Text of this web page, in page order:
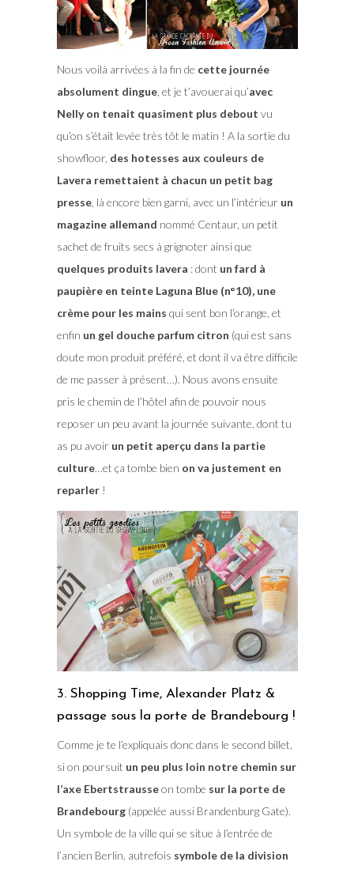
Nous voilà arrivées à la fin de cette journée
absolument dingue, et je t’avouerai qu’avec
Nelly on tenait quasiment plus debout vu
qu’on s’était levée très tôt le matin ! A la sortie du
showfloor, des hotesses aux couleurs de
Lavera remettaient à chacun un petit bag
presse, là encore bien garni, avec un l’intérieur un
magazine allemand nommé Centaur, un petit
sachet de fruits secs à grignoter ainsi que
quelques produits lavera : dont un fard à
paupière en teinte Laguna Blue (n°10), une
crème pour les mains qui sent bon l’orange, et
enfin un gel douche parfum citron (qui est sans
doute mon produit préféré, et dont il va être difficile
de me passer à présent…). Nous avons ensuite
pris le chemin de l’hôtel afin de pouvoir nous
reposer un peu avant la journée suivante, dont tu
as pu avoir un petit aperçu dans la partie
culture…et ça tombe bien on va justement en
reparler!
3. Shopping Time, Alexander Platz &
passage sous la porte de Brandebourg !
Comme je te l’expliquais donc dans le second billet,
si on poursuit un peu plus loin notre chemin sur
l’axe Ebertstrausseon tombe sur la porte de
Brandebourg(appelée aussi Brandenburg Gate).
Un symbole de la ville qui se situe à l’entrée de
l’ancien Berlin, autrefois symbole de la division